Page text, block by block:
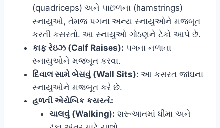
(quadriceps) અને પાછળના (hamstrings)
સ્નાયુઓ, તેમજ પગના અન્ય સ્નાયુઓને મજબૂત
કરતી કસરતો. આ સ્નાયુઓ ગોઠણને ટેકો આપે છે.
કાફ રેઇઝ (Calf Raises): પગના નળાના
સ્નાયુઓને મજબૂત કરવા.
દિવાલ સામે બેસવું (Wall Sits): આ કસરત જાંઘના
સ્નાયુઓને મજબૂત કરે છે.
હળવી એરોબિક કસરતો:
ચાલવું (Walking): શરૂઆતમાં ધીમા અને